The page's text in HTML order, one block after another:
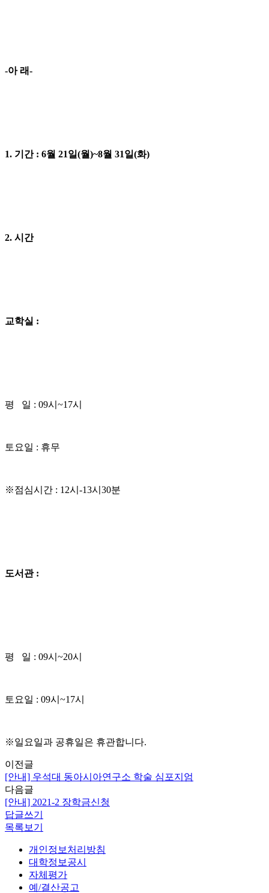
-아 래-
1. 기간 : 6월 21일(월)~8월 31일(화)
2. 시간
교학실 :
평 일 : 09시~17시
토요일 : 휴무
※점심시간 : 12시-13시30분
도서관 :
평 일 : 09시~20시
토요일 : 09시~17시
※일요일과 공휴일은 휴관합니다.
이전글
[안내] 우석대 동아시아연구소 학술 심포지엄
다음글
[안내] 2021-2 장학금신청
답글쓰기
목록보기
개인정보처리방침
대학정보공시
자체평가
예/결산공고